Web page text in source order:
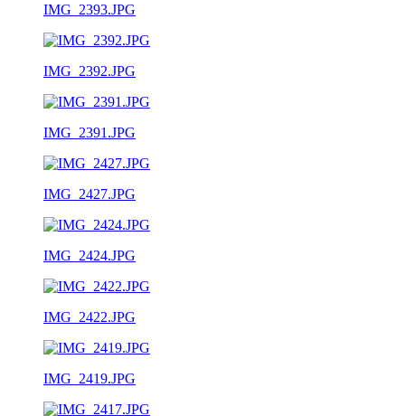
IMG_2393.JPG
IMG_2392.JPG
IMG_2391.JPG
IMG_2427.JPG
IMG_2424.JPG
IMG_2422.JPG
IMG_2419.JPG